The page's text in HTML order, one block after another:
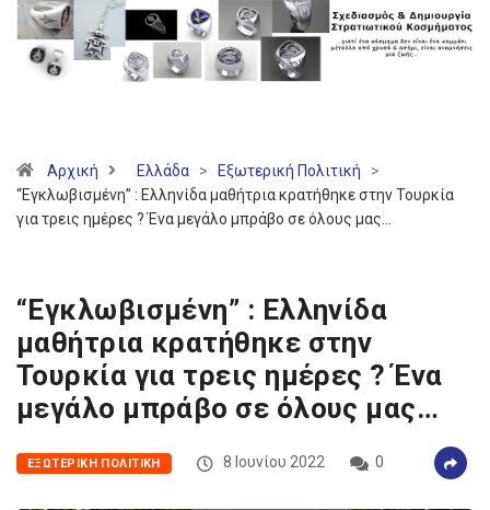
Αρχική Ελλάδα > Εξωτερική Πολιτική
>
“Εγκλωβισμένη” : Ελληνίδα μαθήτρια κρατήθηκε στην Τουρκία
για τρεις ημέρες ? Ένα μεγάλο μπράβο σε όλους μας…
“Εγκλωβισμένη” : Ελληνίδα
μαθήτρια κρατήθηκε στην
Τουρκία για τρεις ημέρες ? Ένα
μεγάλο μπράβο σε όλους μας…
ΕΞΩΤΕΡΙΚΉ ΠΟΛΙΤΙΚΉ 8 Ιουνίου 2022 0